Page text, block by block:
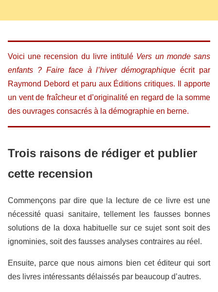
Voici une recension du livre intitulé Vers un monde sans
enfants ? Faire face à l’hiver démographiqueécrit par
Raymond Debord et paru aux Éditions critiques. Il apporte
un vent de fraîcheur et d’originalité en regard de la somme
des ouvrages consacrés à la démographie en berne.
Trois raisons de rédiger et publier
cette recension
Commençons par dire que la lecture de ce livre est une
nécessité quasi sanitaire, tellement les fausses bonnes
solutions de la doxa habituelle sur ce sujet sont soit des
ignominies, soit des fausses analyses contraires au réel.
Ensuite, parce que nous aimons bien cet éditeur qui sort
des livres intéressants délaissés par beaucoup d’autres.